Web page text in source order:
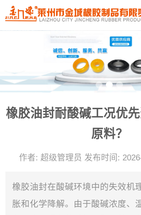
橡胶油封耐酸碱工况优
原料？
作者: 超级管理员 发布时间:
橡胶油封在酸碱环境中的失效机
胀和化学降解。由于酸碱浓度、